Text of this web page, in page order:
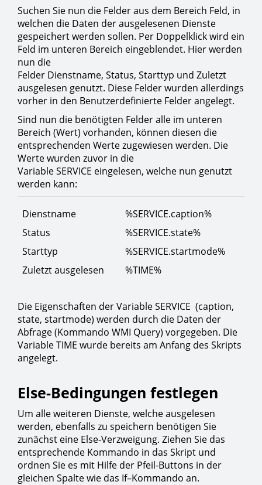
Suchen Sie nun die Felder aus dem Bereich Feld, in
welchen die Daten der ausgelesenen Dienste
gespeichert werden sollen. Per Doppelklick wird ein
Feld im unteren Bereich eingeblendet. Hier werden
nun die
Felder Dienstname, Status, Starttyp und Zuletzt
ausgelesen genutzt. Diese Felder wurden allerdings
vorher in den Benutzerdefinierte Felder angelegt.
Sind nun die benötigten Felder alle im unteren
Bereich (Wert) vorhanden, können diesen die
entsprechenden Werte zugewiesen werden. Die
Werte wurden zuvor in die
Variable SERVICE eingelesen, welche nun genutzt
werden kann:
Dienstname
Status
Starttyp
Zuletzt ausgelesen
%SERVICE.caption%
%SERVICE.state%
%SERVICE.startmode%
%TIME%
Die Eigenschaften der Variable SERVICE (caption,
state, startmode) werden durch die Daten der
Abfrage (Kommando WMI Query) vorgegeben. Die
Variable TIME wurde bereits am Anfang des Skripts
angelegt.
Else-Bedingungen festlegen
Um alle weiteren Dienste, welche ausgelesen
werden, ebenfalls zu speichern benötigen Sie
zunächst eine Else-Verzweigung. Ziehen Sie das
entsprechende Kommando in das Skript und
ordnen Sie es mit Hilfe der Pfeil-Buttons in der
gleichen Spalte wie das If–Kommando an.